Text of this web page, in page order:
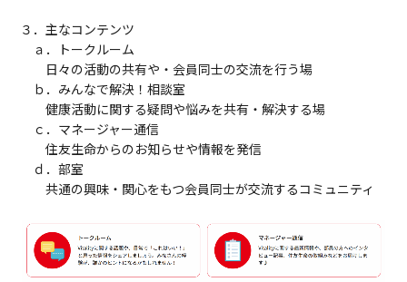
３．主なコンテンツ
ａ．トークルーム
日々の活動の共有や・会員同士の交流を行う場
ｂ．みんなで解決！相談室
健康活動に関する疑問や悩みを共有・解決する場
ｃ．マネージャー通信
住友生命からのお知らせや情報を発信
ｄ．部室
共通の興味・関心をもつ会員同士が交流するコミュニティ